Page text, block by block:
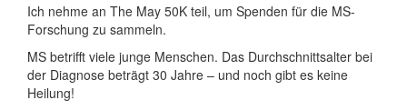
Ich nehme an The May 50K teil, um Spenden für die MS-
Forschung zu sammeln.
MS betrifft viele junge Menschen. Das Durchschnittsalter bei
der Diagnose beträgt 30 Jahre – und noch gibt es keine
Heilung!